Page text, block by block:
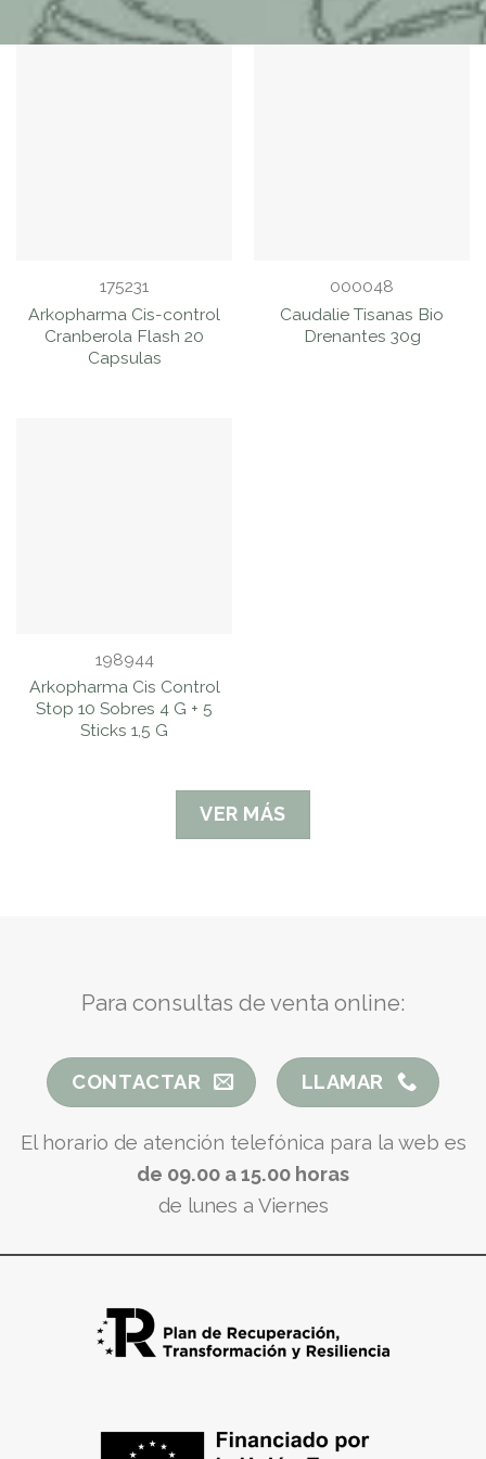
FILTRAR
PRODUCTOS
175231
Arkopharma Cis-control
Cranberola Flash 20
Capsulas
000048
Caudalie Tisanas Bio
Drenantes 30g
198944
Arkopharma Cis Control
Stop 10 Sobres 4 G + 5
Sticks 1,5 G
VER MÁS
Para consultas de venta online:
CONTACTAR LLAMAR
El horario de atención telefónica para la web es
de 09.00 a 15.00 horas
de lunes a Viernes